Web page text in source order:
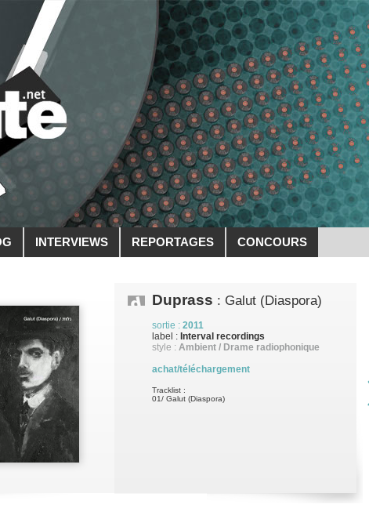
INTERVIEWS REPORTAGES CONCOURS
Duprass : Galut (Diaspora)
sortie : 2011
label : Interval recordings
style : Ambient / Drame radiophonique
achat/téléchargement
Tracklist :
01/ Galut (Diaspora)